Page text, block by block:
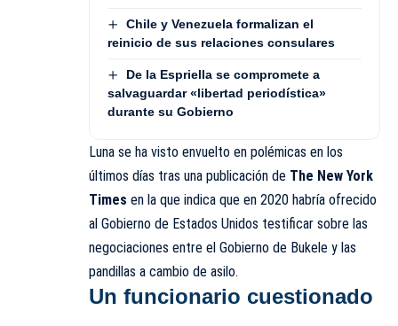
Chile y Venezuela formalizan el
reinicio de sus relaciones consulares
De la Espriella se compromete a
salvaguardar «libertad periodística»
durante su Gobierno
Luna se ha visto envuelto en polémicas en los
últimos días tras una publicación de The New York
Times en la que indica que en 2020 habría ofrecido
al Gobierno de Estados Unidos testificar sobre las
negociaciones entre el Gobierno de Bukele y las
pandillas a cambio de asilo.
Un funcionario cuestionado